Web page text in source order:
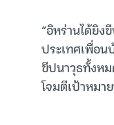
“อิหร่านได้ยิง
ประเทศเพื่อน
ขีปนาวุธทั้งห
โจมตีเป้าหมา